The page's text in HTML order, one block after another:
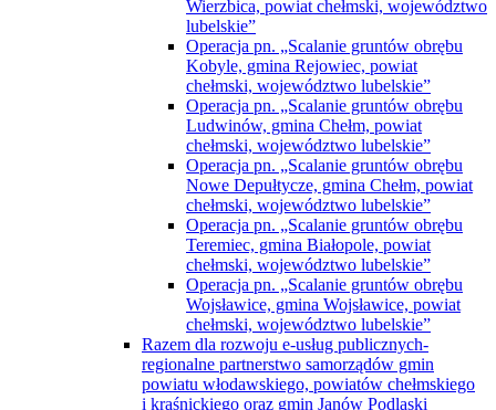
Wierzbica, powiat chełmski, województwo
lubelskie”
Operacja pn. „Scalanie gruntów obrębu
Kobyle, gmina Rejowiec, powiat
chełmski, województwo lubelskie”
Operacja pn. „Scalanie gruntów obrębu
Ludwinów, gmina Chełm, powiat
chełmski, województwo lubelskie”
Operacja pn. „Scalanie gruntów obrębu
Nowe Depułtycze, gmina Chełm, powiat
chełmski, województwo lubelskie”
Operacja pn. „Scalanie gruntów obrębu
Teremiec, gmina Białopole, powiat
chełmski, województwo lubelskie”
Operacja pn. „Scalanie gruntów obrębu
Wojsławice, gmina Wojsławice, powiat
chełmski, województwo lubelskie”
Razem dla rozwoju e-usług publicznych-
regionalne partnerstwo samorządów gmin
powiatu włodawskiego, powiatów chełmskiego
i kraśnickiego oraz gmin Janów Podlaski